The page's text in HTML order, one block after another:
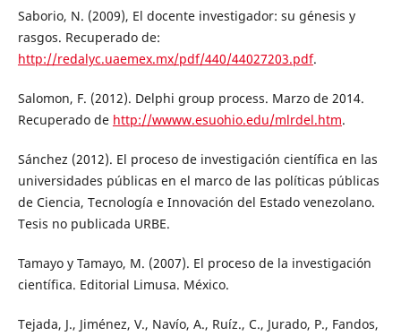
Saborio, N. (2009), El docente investigador: su génesis y
rasgos. Recuperado de:
http://redalyc.uaemex.mx/pdf/440/44027203.pdf.
Salomon, F. (2012). Delphi group process. Marzo de 2014.
Recuperado de http://wwww.esuohio.edu/mlrdel.htm.
Sánchez (2012). El proceso de investigación científica en las
universidades públicas en el marco de las políticas públicas
de Ciencia, Tecnología e Innovación del Estado venezolano.
Tesis no publicada URBE.
Tamayo y Tamayo, M. (2007). El proceso de la investigación
científica. Editorial Limusa. México.
Tejada, J., Jiménez, V., Navío, A., Ruíz., C., Jurado, P., Fandos,